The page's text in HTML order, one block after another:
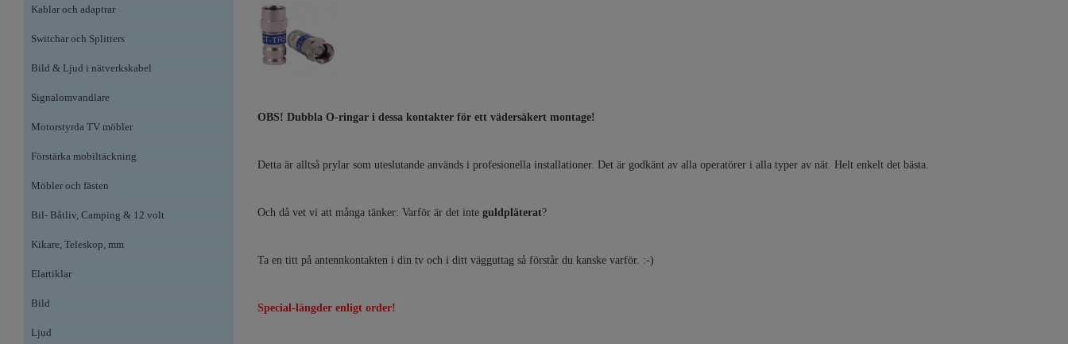
Kablar och adaptrar
Switchar och Splitters
Bild & Ljud i nätverkskabel
Signalomvandlare
Motorstyrda TV möbler
Förstärka mobiltäckning
Möbler och fästen
Bil- Båtliv, Camping & 12 volt
Kikare, Teleskop, mm
Elartiklar
Bild
Ljud
OBS! Dubbla O-ringar i dessa kontakter för ett vädersäkert montage!
Detta är alltså prylar som uteslutande används i profesionella installationer. Det är godkänt av alla operatörer i alla typer av nät. Helt enkelt det bästa.
Och då vet vi att många tänker: Varför är det inte guldpläterat?
Ta en titt på antennkontakten i din tv och i ditt vägguttag så förstår du kanske varför. :-)
Special-längder enligt order!